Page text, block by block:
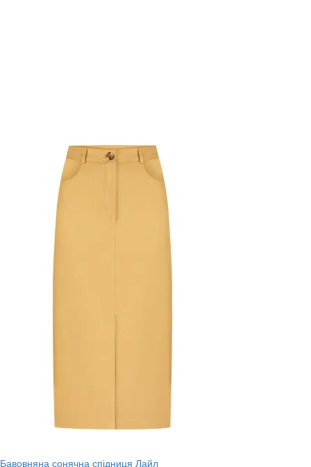
Бавовняна сонячна спідниця Лайл